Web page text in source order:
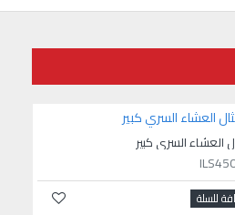
العشاء السري كبير
للسلة